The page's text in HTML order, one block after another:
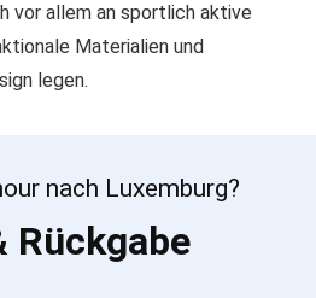
vor allem an sportlich aktive
Materialien und
legen.
nach Luxemburg?
Rückgabe